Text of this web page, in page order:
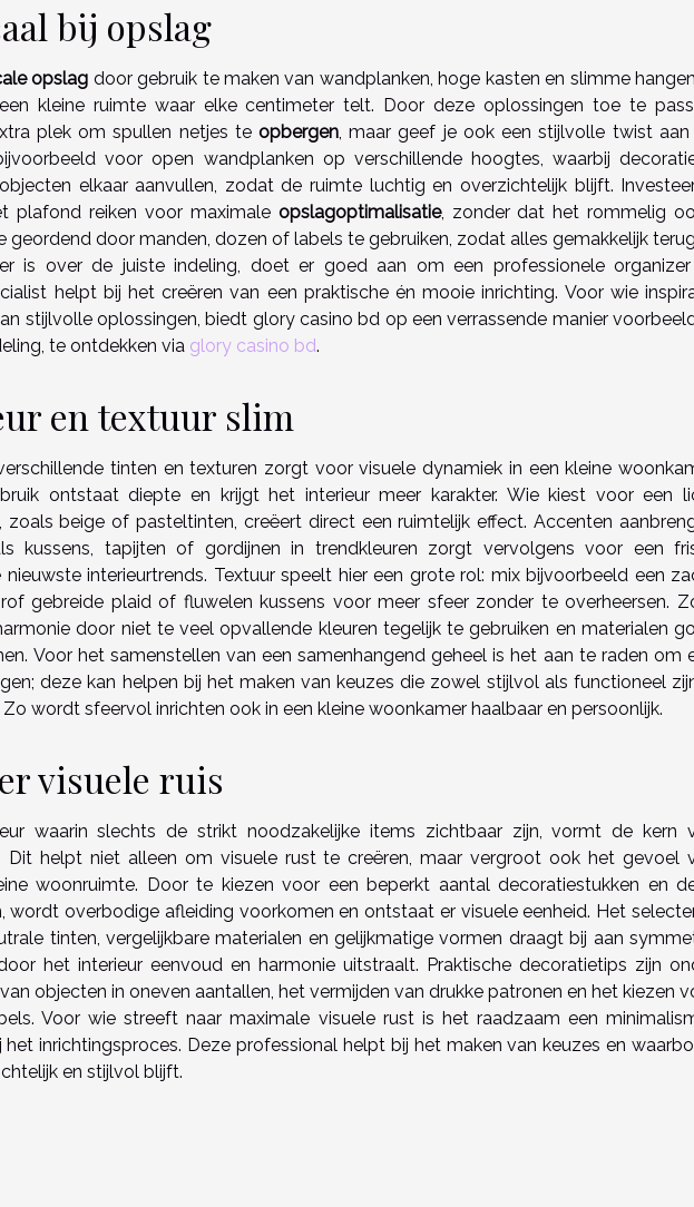
bij opslag
opslag door gebruik te maken van wandplanken, hoge kasten en slimme
kleine ruimte waar elke centimeter telt. Door deze oplossingen toe te
plek om spullen netjes te opbergen , maar geef je ook een stijlvolle twist
voor open wandplanken op verschillende hoogtes, waarbij
elkaar aanvullen, zodat de ruimte luchtig en overzichtelijk blijft.
plafond reiken voor maximale opslagoptimalisatie, zonder dat het rommelig
geordend door manden, dozen of labels te gebruiken, zodat alles gemakkelijk
is over de juiste indeling, doet er goed aan om een professionele
helpt bij het creëren van een praktische én mooie inrichting. Voor wie
stijlvolle oplossingen, biedt glory casino bd op een verrassende manier
te ontdekken via glory casino bd.
en textuur slim
tinten en texturen zorgt voor visuele dynamiek in een kleine
ontstaat diepte en krijgt het interieur meer karakter. Wie kiest voor een
zoals beige of pasteltinten, creëert direct een ruimtelijk effect. Accenten
kussens, tapijten of gordijnen in trendkleuren zorgt vervolgens voor een
interieurtrends. Textuur speelt hier een grote rol: mix bijvoorbeeld een
gebreide plaid of fluwelen kussens voor meer sfeer zonder te overheersen.
door niet te veel opvallende kleuren tegelijk te gebruiken en materialen
Voor het samenstellen van een samenhangend geheel is het aan te raden om
deze kan helpen bij het maken van keuzes die zowel stijlvol als functioneel
wordt sfeervol inrichten ook in een kleine woonkamer haalbaar en persoonlijk.
visuele ruis
waarin slechts de strikt noodzakelijke items zichtbaar zijn, vormt de kern
Dit helpt niet alleen om visuele rust te creëren, maar vergroot ook het gevoel
woonruimte. Door te kiezen voor een beperkt aantal decoratiestukken en
wordt overbodige afleiding voorkomen en ontstaat er visuele eenheid. Het
tinten, vergelijkbare materialen en gelijkmatige vormen draagt bij aan
het interieur eenvoud en harmonie uitstraalt. Praktische decoratietips zijn
objecten in oneven aantallen, het vermijden van drukke patronen en het kiezen
Voor wie streeft naar maximale visuele rust is het raadzaam een
inrichtingsproces. Deze professional helpt bij het maken van keuzes en
en stijlvol blijft.